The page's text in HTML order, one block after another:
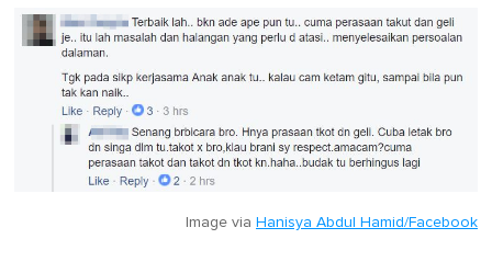
Image via Hanisya Abdul Hamid/Facebook